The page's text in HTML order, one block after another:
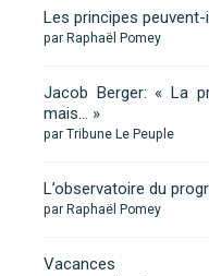
Les principes
par Raphaël Pomey
Jacob Berger: « La
mais… »
par Tribune Le Peuple
L’observatoire du
par Raphaël Pomey
Vacances